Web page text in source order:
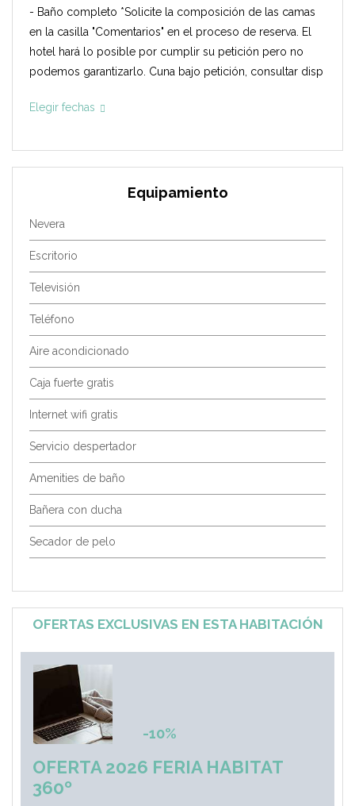
- Baño completo *Solicite la composición de las camas
en la casilla "Comentarios" en el proceso de reserva. El
hotel hará lo posible por cumplir su petición pero no
podemos garantizarlo. Cuna bajo petición, consultar disp
Elegir fechas
Equipamiento
Nevera
Escritorio
Televisión
Teléfono
Aire acondicionado
Caja fuerte gratis
Internet wifi gratis
Servicio despertador
Amenities de baño
Bañera con ducha
Secador de pelo
OFERTAS EXCLUSIVAS EN ESTA HABITACIÓN
-10%
OFERTA 2026 FERIA HABITAT
360º